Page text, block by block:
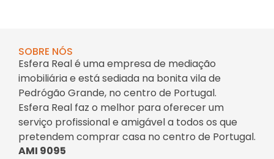
SOBRE NÓS
Esfera Real é uma empresa de mediação
imobiliária e está sediada na bonita vila de
Pedrógão Grande, no centro de Portugal.
Esfera Real faz o melhor para oferecer um
serviço profissional e amigável a todos os que
pretendem comprar casa no centro de Portugal.
AMI 9095